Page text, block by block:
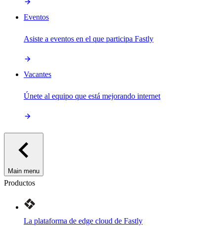
Eventos
Asiste a eventos en el que participa Fastly
Vacantes
Únete al equipo que está mejorando internet
Main menu
Productos
La plataforma de edge cloud de Fastly